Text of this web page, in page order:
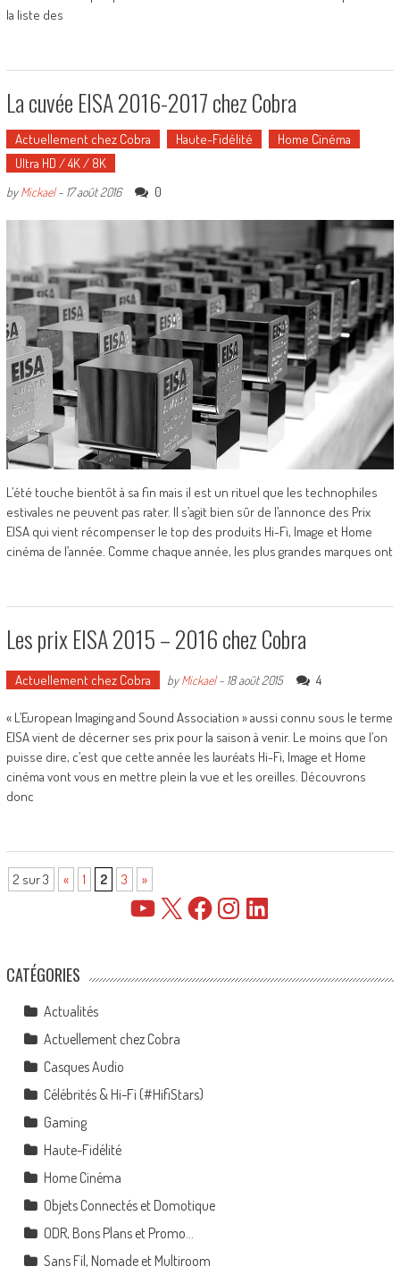
la liste des
La cuvée EISA 2016-2017 chez Cobra
Actuellement chez Cobra Haute-Fidélité
Home Cinéma
Ultra HD / 4K / 8K
byMickael- 17 août 2016 0
L’été touche bientôt à sa fin mais il est un rituel que les technophiles
estivales ne peuvent pas rater. Il s’agit bien sûr de l’annonce des Prix
EISA qui vient récompenser le top des produits Hi-Fi, Image et Home
cinéma de l’année. Comme chaque année, les plus grandes marques ont
Les prix EISA 2015 – 2016 chez Cobra
Actuellement chez Cobra byMickael- 18 août 2015 4
« L’European Imaging and Sound Association » aussi connu sous le terme
EISA vient de décerner ses prix pour la saison à venir. Le moins que l’on
puisse dire, c’est que cette année les lauréats Hi-Fi, Image et Home
cinéma vont vous en mettre plein la vue et les oreilles. Découvrons
donc
2 sur 3 « 1 2 3 »
YouTube FacebookInstagramLinkedIn
CATÉGORIES
Actualités
Actuellement chez Cobra
Casques Audio
Célébrités & Hi-Fi (#HifiStars)
Gaming
Haute-Fidélité
Home Cinéma
Objets Connectés et Domotique
ODR, Bons Plans et Promo…
Sans Fil, Nomade et Multiroom